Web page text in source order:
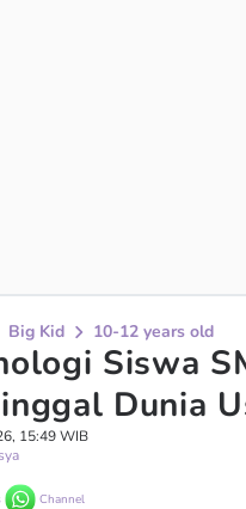
Big Kid 10-12 years old
Siswa
Dunia
15:49 WIB
Channel